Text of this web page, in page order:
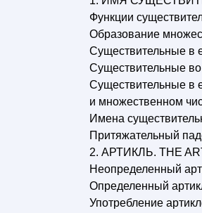
Функции
Образование
Существительные в
Существительные
Существительные в
и множественном
Имена
Притяжательный
2. АРТИКЛЬ. THE
Неопределенный
Определенный
Употребление